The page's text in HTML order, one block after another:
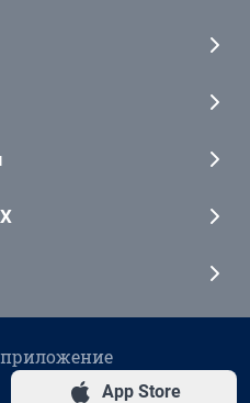
App Store